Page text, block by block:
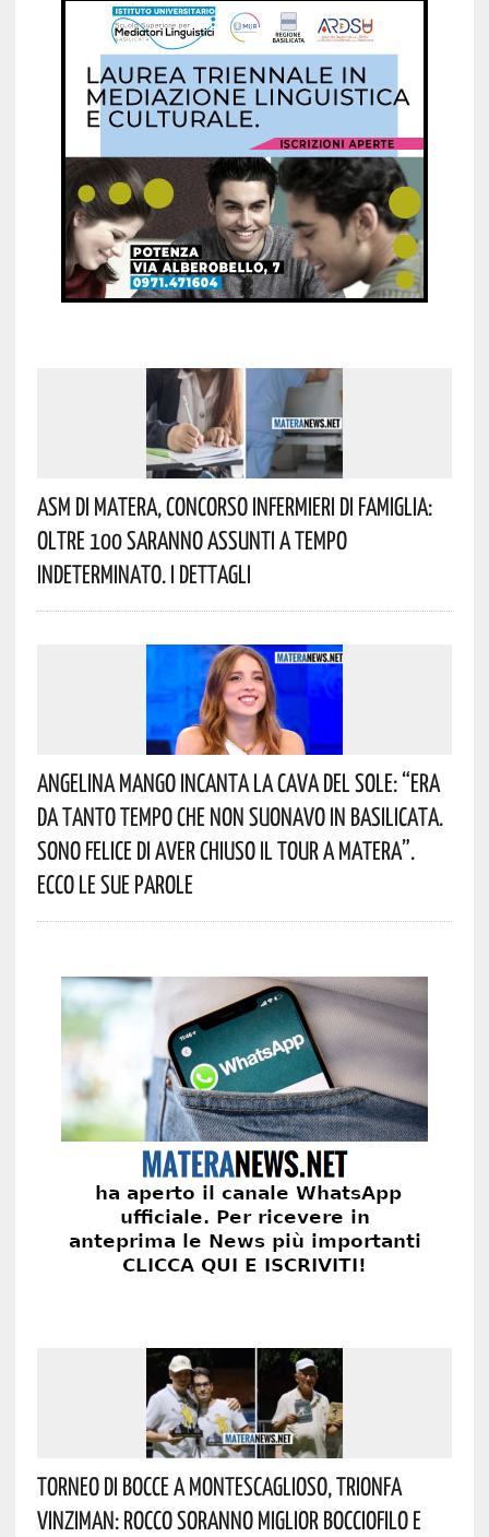
Asm Di Matera, Concorso Infermieri Di Famiglia:
Oltre 100 Saranno Assunti A Tempo
Indeterminato. I Dettagli
Angelina Mango Incanta La Cava Del Sole: “era
Da Tanto Tempo Che Non Suonavo In Basilicata.
Sono Felice Di Aver Chiuso Il Tour A Matera”.
Ecco Le Sue Parole
Torneo Di Bocce A Montescaglioso, Trionfa
Vinziman: Rocco Soranno Miglior Bocciofilo E